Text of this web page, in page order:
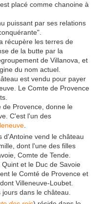
placé comme chanoine à
puissant par ses relations
récupère les terres de
de la butte par la
de Villanova, et
du nom actuel.
est vendu pour payer
Le Comte de Provence
de Provence, donne le
C'est l'un des
d'Antoine vend le château
dont l'une des filles
Comte de Tende.
et le Duc de Savoie
le Comté de Provence et
Villeneuve-Loubet.
dans le château.